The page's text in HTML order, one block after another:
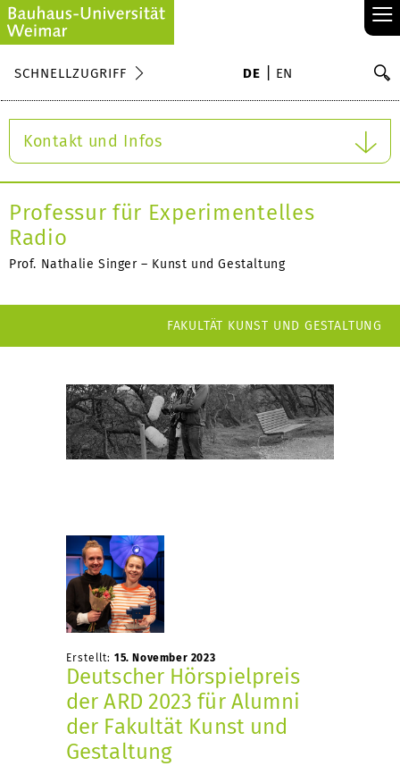
≡
SCHNELLZUGRIFF DE EN
Kontakt und Infos
Professur für Experimentelles
Radio
Prof. Nathalie Singer – Kunst und Gestaltung
FAKULTÄT KUNST UND GESTALTUNG
Erstellt: 15. November 2023
Deutscher Hörspielpreis
der ARD 2023 für Alumni
der Fakultät Kunst und
Gestaltung